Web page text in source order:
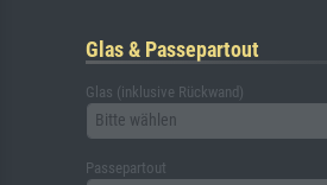
Glas & Passepartout
Glas (inklusive Rückwand)
Bitte wählen
Passepartout